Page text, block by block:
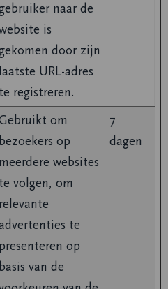
naar de
is
door zijn
laatste URL-adres
te registreren.
om
bezoekers op
meerdere websites
te volgen, om
relevante
te
presenteren op
basis van de
7
dagen